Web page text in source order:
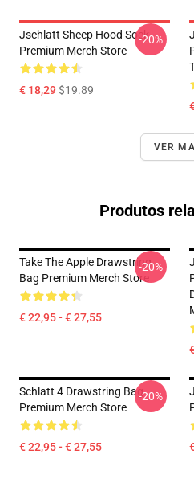
Jschlatt Sheep Hood Sock
Premium Merch Store
€ 18,29$19.89
-20%
VER
Produtos
Take The Apple Drawstring
Bag Premium Merch Store
€ 22,95 - € 27,55
-20%
Schlatt 4 Drawstring Bag
Premium Merch Store
€ 22,95 - € 27,55
-20%